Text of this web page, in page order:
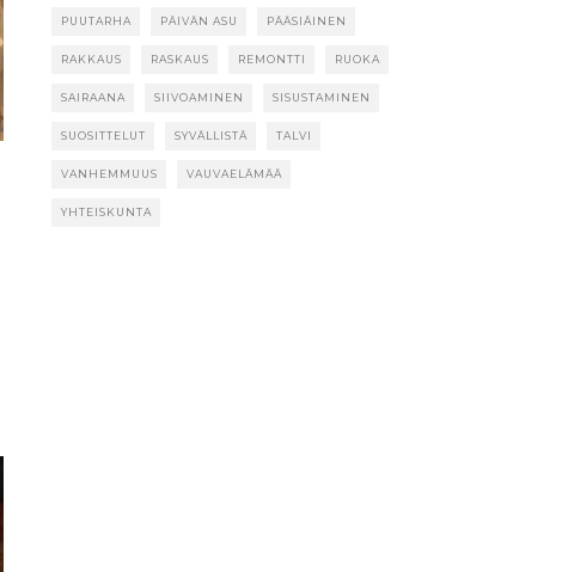
PUUTARHA PÄIVÄN ASU PÄÄSIÄINEN
RAKKAUS RASKAUS REMONTTI RUOKA
SAIRAANA SIIVOAMINEN SISUSTAMINEN
SUOSITTELUT SYVÄLLISTÄ TALVI
VANHEMMUUS VAUVAELÄMÄÄ
YHTEISKUNTA